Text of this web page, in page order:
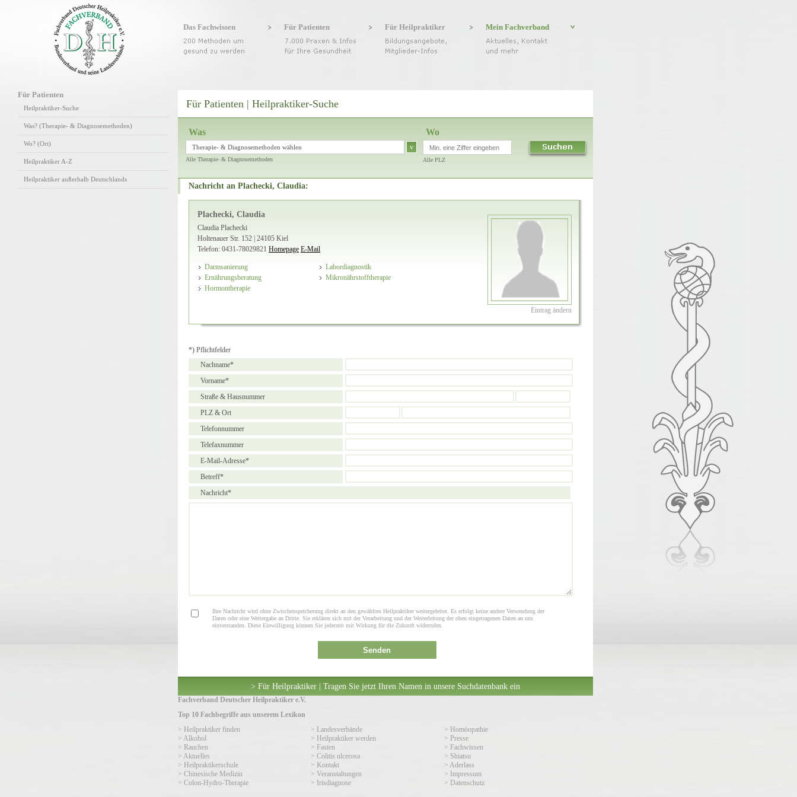
Das Fachwissen Für Patienten Für Heilpraktiker Mein Fachverband
Für Patienten
Heilpraktiker-Suche
Was? (Therapie- & Diagnosemethoden)
Wo? (Ort)
Heilpraktiker A-Z
Heilpraktiker außerhalb Deutschlands
Für Patienten | Heilpraktiker-Suche
Was
Therapie- & Diagnosemethoden wählen v
Alle Therapie- & Diagnosemethoden
Wo
Alle PLZ
Nachricht an Plachecki, Claudia:
Eintrag ändern
Plachecki, Claudia
Claudia Plachecki
Holtenauer Str. 152 | 24105 Kiel
Telefon: 0431-78029821 Homepage E-Mail
Darmsanierung
Ernährungsberatung
Hormontherapie
Labordiagnostik
Mikronährstofftherapie
*) Pflichtfelder
Nachname*
Vorname*
Straße & Hausnummer
PLZ & Ort
Telefonnummer
Telefaxnummer
E-Mail-Adresse*
Betreff*
Nachricht*
Ihre Nachricht wird ohne Zwischenspeicherung direkt an den gewählten Heilpraktiker weitergeleitet. Es erfolgt keine andere Verwendung der
Daten oder eine Weitergabe an Dritte. Sie erklären sich mit der Verarbeitung und der Weiterleitung der oben eingetragenen Daten an uns
einverstanden. Diese Einwilligung können Sie jederzeit mit Wirkung für die Zukunft widerrufen.
Senden
> Für Heilpraktiker | Tragen Sie jetzt Ihren Namen in unsere Suchdatenbank ein
Fachverband Deutscher Heilpraktiker e.V.
Top 10 Fachbegriffe aus unserem Lexikon
> Heilpraktiker finden
> Landesverbände
> Homöopathie
> Alkohol
> Heilpraktiker werden
> Presse
> Rauchen
> Fasten
> Fachwissen
> Aktuelles
> Colitis ulcerosa
> Shiatsu
> Heilpraktikerschule
> Kontakt
> Aderlass
> Chinesische Medizin
> Veranstaltungen
> Impressum
> Colon-Hydro-Therapie
> Irisdiagnose > Datenschutz